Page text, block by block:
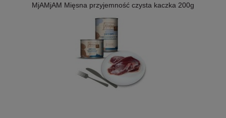
MjAMjAM Mięsna przyjemność czysta kaczka 200g